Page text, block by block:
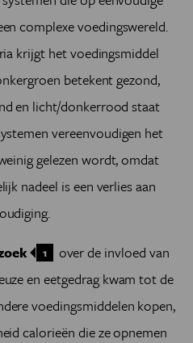
complexe voedingswereld.
krijgt het voedingsmiddel
betekent gezond,
en licht/donkerrood staat
vereenvoudigen het
gelezen wordt, omdat
nadeel is een verlies aan
1
over de invloed van
en eetgedrag kwam tot de
voedingsmiddelen kopen,
calorieën die ze opnemen